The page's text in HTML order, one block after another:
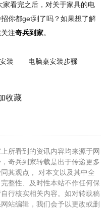
看完之后，对关于家具的电
你都get到了吗？如果想了解
注奇兵到家。
装 电脑桌安装步骤
收藏
所看到的资讯内容均来源于网
奇兵到家转载是出于传递更多
其观点， 对本文以及其中全
整性、及时性本站不作任何保
行核实相关内容。如对转载稿
站编辑，我们会予以更改或删